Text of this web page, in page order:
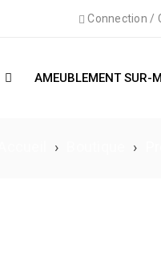
Connection /
AMEUBLEMENT SUR-
› ›